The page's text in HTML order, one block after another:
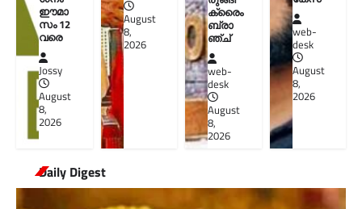
ഈമാ
സം 12
വരെ
Jossy
August
8,
2026
August
8,
2026
ക്രൈം
ബ്രാ
ഞ്ച്
web-
desk
August
8,
2026
web-
desk
August
8,
2026
Daily Digest